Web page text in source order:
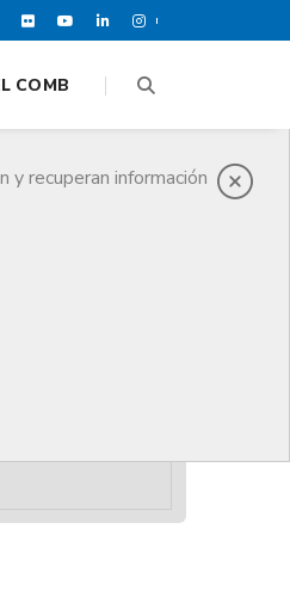
recuperan información
COMB